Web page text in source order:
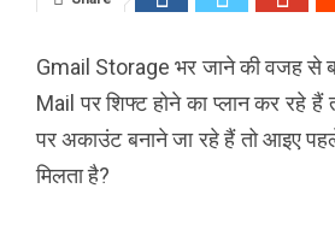
Gmail Storage भर जाने की वजह से
Mail पर शिफ्ट होने का प्लान कर रहे हैं
पर अकाउंट बनाने जा रहे हैं तो आइए
मिलता है?